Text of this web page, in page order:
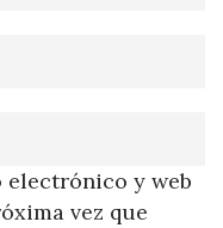
electrónico y web
vez que